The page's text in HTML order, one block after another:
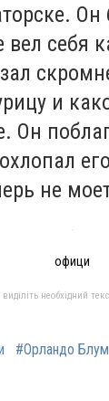
Он
себя
и
Он
не
офици
необхідний
#Орландо Блум